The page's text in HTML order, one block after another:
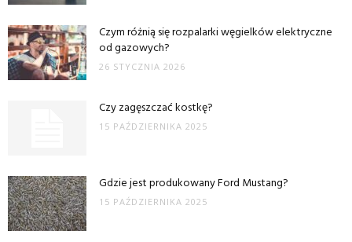
Czym różnią się rozpalarki węgielków elektryczne
od gazowych?
26 STYCZNIA 2026
Czy zagęszczać kostkę?
15 PAŹDZIERNIKA 2025
Gdzie jest produkowany Ford Mustang?
15 PAŹDZIERNIKA 2025